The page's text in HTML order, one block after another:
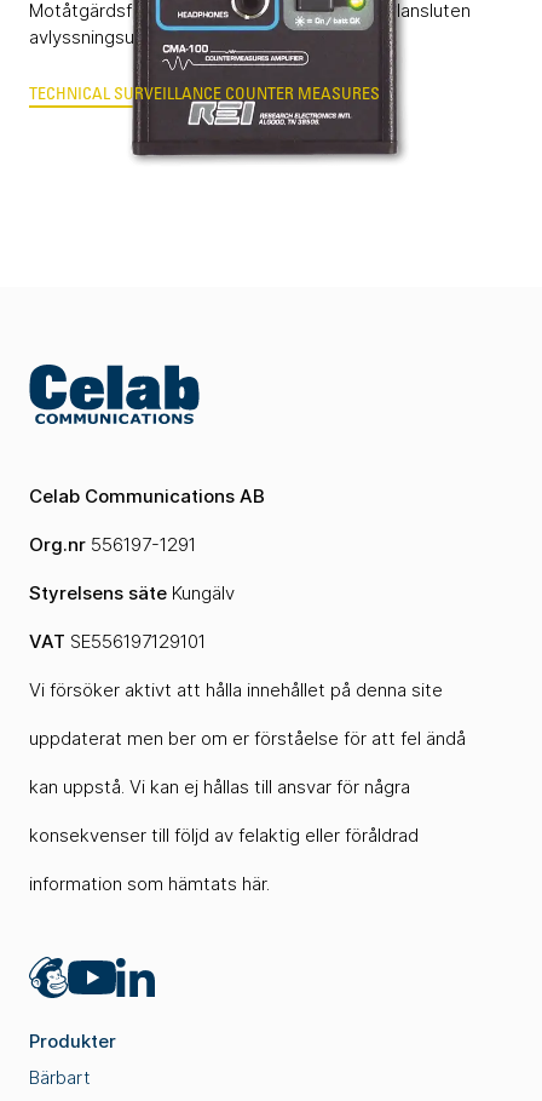
Motåtgärdsförstärkare för upptäckt av kabelansluten
avlyssningsutrustning.
TECHNICAL SURVEILLANCE COUNTER MEASURES
Celab Communications AB
Org.nr 556197-1291
Styrelsens säte Kungälv
VAT SE556197129101
Vi försöker aktivt att hålla innehållet på denna site
uppdaterat men ber om er förståelse för att fel ändå
kan uppstå. Vi kan ej hållas till ansvar för några
konsekvenser till följd av felaktig eller föråldrad
information som hämtats här.
Mailchimp
YouTubeLinkedIn
Produkter
Bärbart